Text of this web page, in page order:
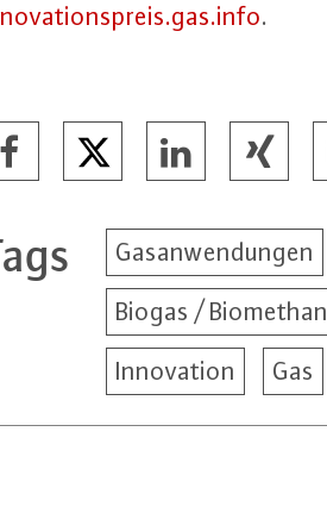
.
Gasanwendungen
Biogas / Biomethan
Innovation
Gas